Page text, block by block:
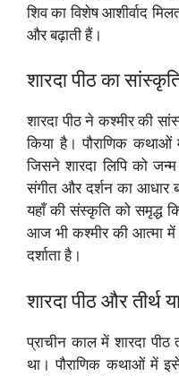
शिव का विशेष आशीर्वाद
और बढ़ाती हैं।
शारदा पीठ का
शारदा पीठ ने कश्मीर की
किया है। पौराणिक कथाओं
जिसने शारदा लिपि को
संगीत और दर्शन का आधार
यहाँ की संस्कृति को समृद्ध
आज भी कश्मीर की आत्मा में
दर्शाता है।
शारदा पीठ और तीर्थ
प्राचीन काल में शारदा
था। पौराणिक कथाओं में